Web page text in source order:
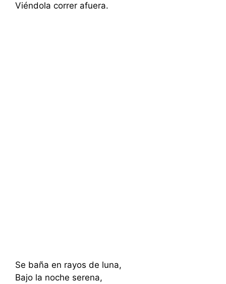
Viéndola correr afuera.
Se baña en rayos de luna,
Bajo la noche serena,